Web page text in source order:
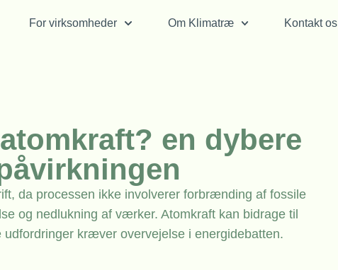
For virksomheder Om Klimatræ
Kontakt os
en dybere
da processen ikke involverer forbrænding af fossile
og nedlukning af værker. Atomkraft kan bidrage til
kræver overvejelse i energidebatten.